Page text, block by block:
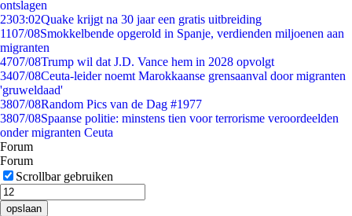
ontslagen
2303:02Quake krijgt na 30 jaar een gratis uitbreiding
1107/08Smokkelbende opgerold in Spanje, verdienden miljoenen aan
migranten
4707/08Trump wil dat J.D. Vance hem in 2028 opvolgt
3407/08Ceuta-leider noemt Marokkaanse grensaanval door migranten
'gruweldaad'
3807/08Random Pics van de Dag #1977
3807/08Spaanse politie: minstens tien voor terrorisme veroordeelden
onder migranten Ceuta
Forum
Forum
Scrollbar gebruiken
opslaan